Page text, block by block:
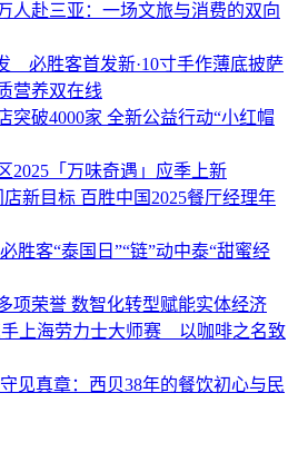
人赴三亚：一场文旅与消费的双向
必胜客首发新·10寸手作薄底披萨
营养双在线
突破4000家 全新公益行动“小红帽
2025「万味奇遇」应季上新
店新目标 百胜中国2025餐厅经理年
胜客“泰国日”“链”动中泰“甜蜜经
项荣誉 数智化转型赋能实体经济
手上海劳力士大师赛 以咖啡之名致
见真章：西贝38年的餐饮初心与民